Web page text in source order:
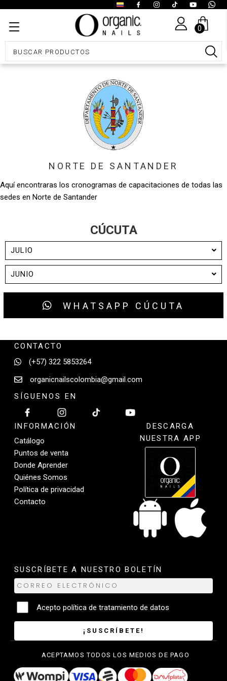
0
NORTE DE SANTANDER
Aquí encontraras los cronogramas de capacitaciones de todas las
sedes en Norte de Santander
CÚCUTA
JULIO
JUNIO
WHATSAPP CÚCUTA
CONTACTO
(+57) 322 5853264
organicnailscolombia@gmail.com
SÍGUENOS EN
INFORMACIÓN
Catálogo
Puntos de venta
Donde Aprender
Quiénes Somos
Política de privacidad
Contacto
DESCARGA
NUESTRA APP
SUSCRÍBETE A NUESTRO BOLETÍN
Acepto política de tratamiento de datos
¡SUSCRÍBETE!
ACEPTAMOS TODOS LOS MEDIOS DE PAGO